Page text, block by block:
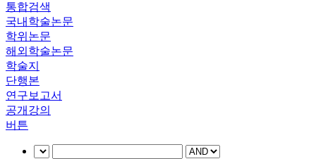
통합검색
국내학술논문
학위논문
해외학술논문
학술지
단행본
연구보고서
공개강의
버튼